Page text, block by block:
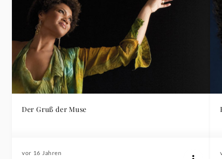
Der Gruß der Muse
vor 16 Jahren